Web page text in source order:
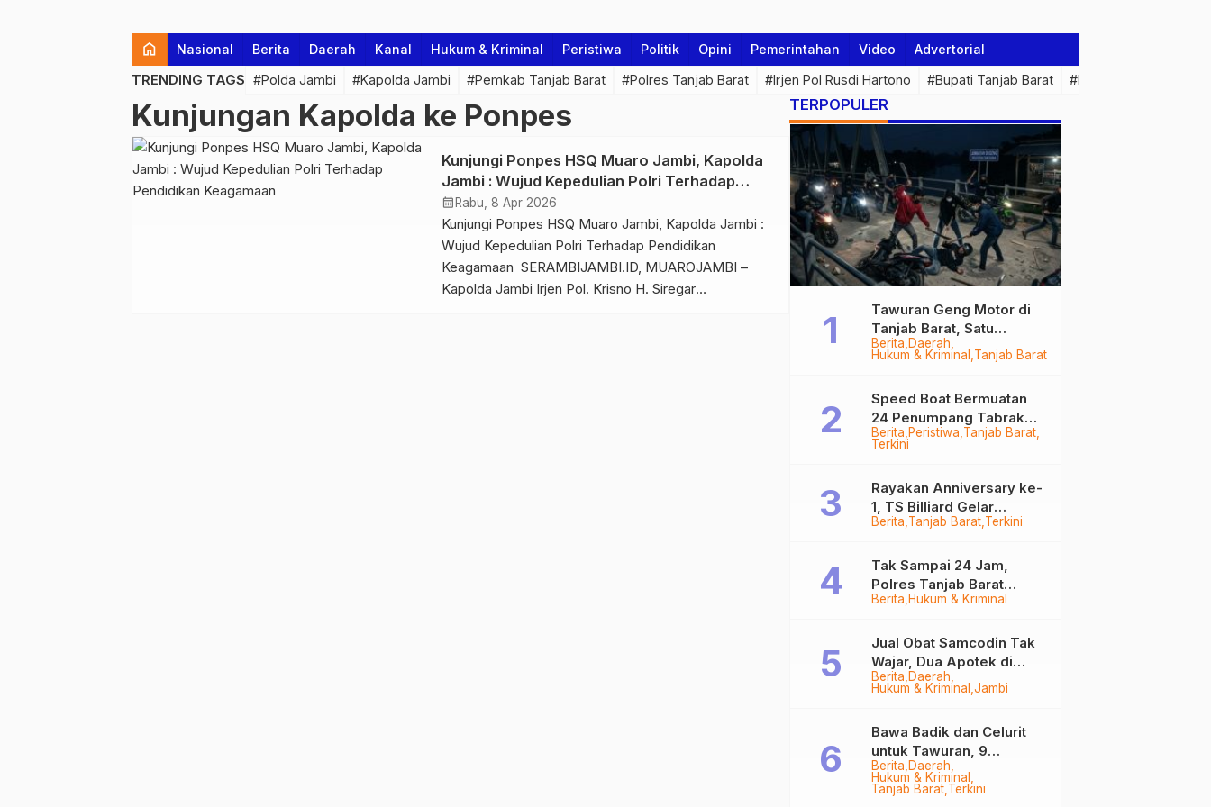
home Nasional Berita Daerah Kanal Hukum & Kriminal Peristiwa Politik Opini Pemerintahan Video Advertorial
TRENDING TAGS #Polda Jambi #Kapolda Jambi #Pemkab Tanjab Barat #Polres Tanjab Barat #Irjen Pol Rusdi Hartono #Bupati Tanjab Barat #Pemprov Jambi
Kunjungan Kapolda ke Ponpes
Kunjungi Ponpes HSQ Muaro Jambi, Kapolda
Jambi : Wujud Kepedulian Polri Terhadap
Pendidikan Keagamaan
calendar_month Rabu, 8 Apr 2026
Kunjungi Ponpes HSQ Muaro Jambi, Kapolda Jambi :
Wujud Kepedulian Polri Terhadap Pendidikan
Keagamaan SERAMBIJAMBI.ID, MUAROJAMBI –
Kapolda Jambi Irjen Pol. Krisno H. Siregar
TERPOPULER
Berita Daerah
Hukum & Kriminal Tanjab Barat
Tawuran Geng Motor di
Tanjab Barat, Satu
Remaja Kritis Dibacok, 3
Pelaku Ditangkap
Berita Peristiwa Tanjab Barat
Terkini
Speed Boat Bermuatan
24 Penumpang Tabrak
Togok di Kuala Tungkal,
Berita Tanjab Barat Terkini
Rayakan Anniversary ke-
1, TS Billiard Gelar
Turnamen 9 Ball
Berita Hukum & Kriminal
Tak Sampai 24 Jam,
Polres Tanjab Barat
Ringkus Komplotan
Tungkal
Berita Daerah
Hukum & Kriminal Jambi
Jual Obat Samcodin Tak
Wajar, Dua Apotek di
Tanjab Barat Disegel
Berita Daerah
Hukum & Kriminal
Tanjab Barat Terkini
Bawa Badik dan Celurit
untuk Tawuran, 9
Anggota Geng Motor di
Tanjab Barat Diringkus